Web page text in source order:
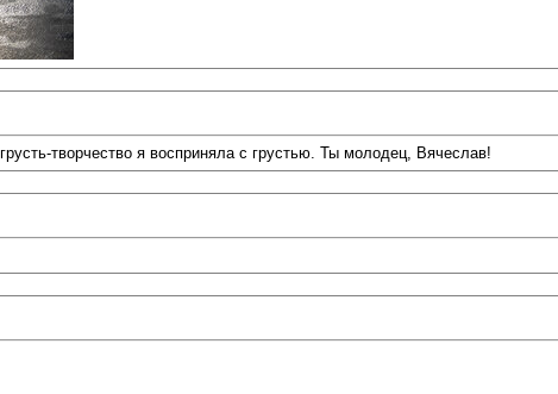
творчество я восприняла с грустью. Ты молодец, Вячеслав!